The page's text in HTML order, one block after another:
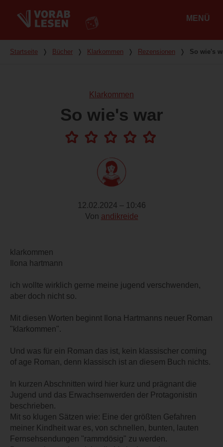
MENÜ
Du bist hier
Startseite ❭ Bücher ❭ Klarkommen ❭ Rezensionen ❭ So wie's
Klarkommen
So wie's war
12.02.2024 – 10:46
Von andikreide
klarkommen
Ilona hartmann
ich wollte wirklich gerne meine jugend verschwenden,
aber doch nicht so.
Mit diesen Worten beginnt Ilona Hartmanns neuer Roman
"klarkommen".
Und was für ein Roman das ist, kein klassischer coming
of age Roman, denn klassisch ist an diesem Buch nichts.
In kurzen Abschnitten wird hier kurz und prägnant die
Jugend und das Erwachsenwerden der Protagonistin
beschrieben.
Mit so klugen Sätzen wie: Eine der größten Gefahren
meiner Kindheit war es, von schnellen, bunten, lauten
Fernsehsendungen "rammdösig" zu werden.